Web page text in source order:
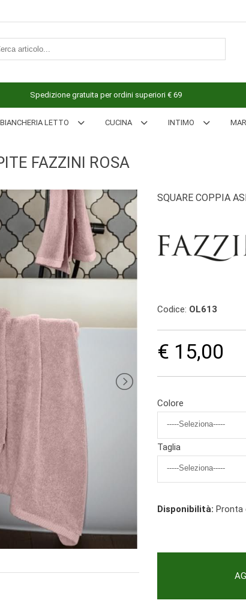
Spedizione gratuita per ordini superiori € 69
BIANCHERIA LETTO CUCINA INTIMO
FAZZINI ROSA
SQUARE COPPIA
Codice: OL613
€ 15,00
Colore
Taglia
Disponibilità: Pronta